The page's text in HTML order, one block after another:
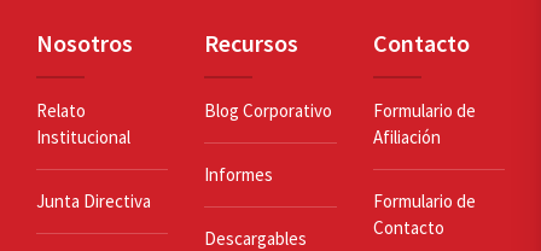
Nosotros
Relato
Institucional
Junta Directiva
Recursos
Blog Corporativo
Informes
Descargables
Contacto
Formulario de
Afiliación
Formulario de
Contacto